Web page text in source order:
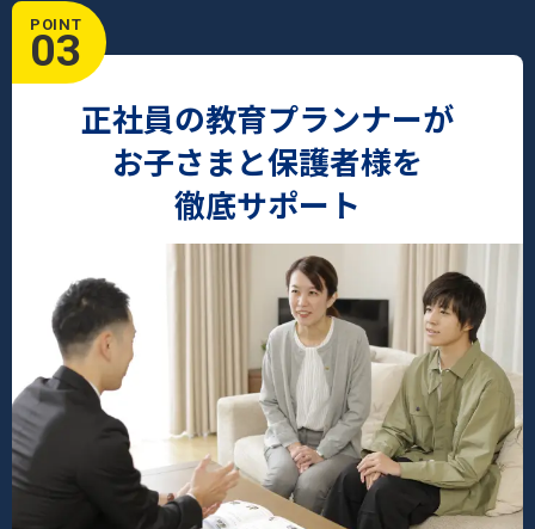
POINT
03
正社員の教育プランナーが
お子さまと保護者様を
徹底サポート